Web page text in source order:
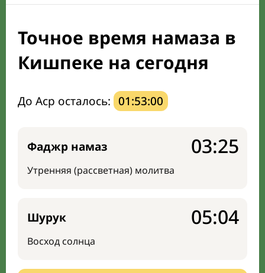
Календарь рамадана
Направление киблы
Точное время намаза в
Кишпеке на сегодня
До Аср осталось: 01:52:59
Фаджр намаз
Утренняя (рассветная) молитва
03:25
Шурук
Восход солнца
05:04